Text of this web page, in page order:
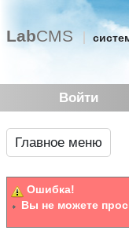
Войти
LabCMS
Главное меню
Ошибка!
Вы не можете